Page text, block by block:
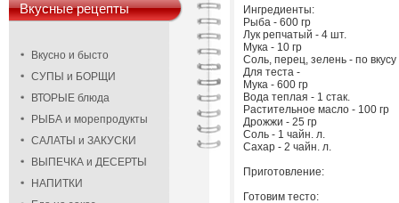
Вкусные рецепты
Вкусно и бысто
СУПЫ и БОРЩИ
ВТОРЫЕ блюда
РЫБА и морепродукты
САЛАТЫ и ЗАКУСКИ
ВЫПЕЧКА и ДЕСЕРТЫ
НАПИТКИ
Ингредиенты:
Рыба - 600 гр
Лук репчатый - 4 шт.
Мука - 10 гр
Соль, перец, зелень - по вкусу
Для теста -
Мука - 600 гр
Вода теплая - 1 стак.
Растительное масло - 100 гр
Дрожжи - 25 гр
Соль - 1 чайн. л.
Сахар - 2 чайн. л.
Приготовление:
Готовим тесто: